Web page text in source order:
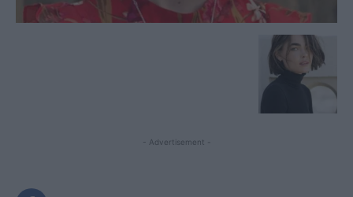
- Advertisement -